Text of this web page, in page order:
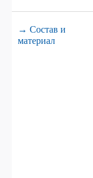
→ Состав и
материал